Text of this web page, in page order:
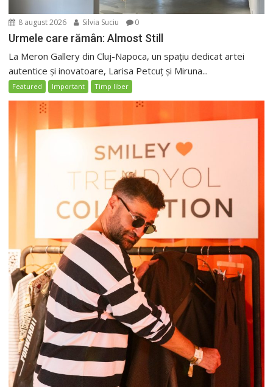
8 august 2026 Silvia Suciu 0
Urmele care rămân: Almost Still
La Meron Gallery din Cluj-Napoca, un spațiu dedicat artei
autentice și inovatoare, Larisa Petcuț și Miruna...
Featured Important Timp liber